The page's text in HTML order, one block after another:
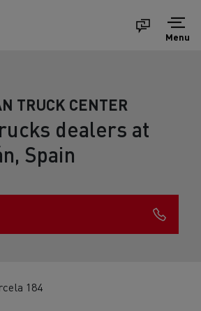
Menu
TRUCK CENTER
dealers at
Spain
184